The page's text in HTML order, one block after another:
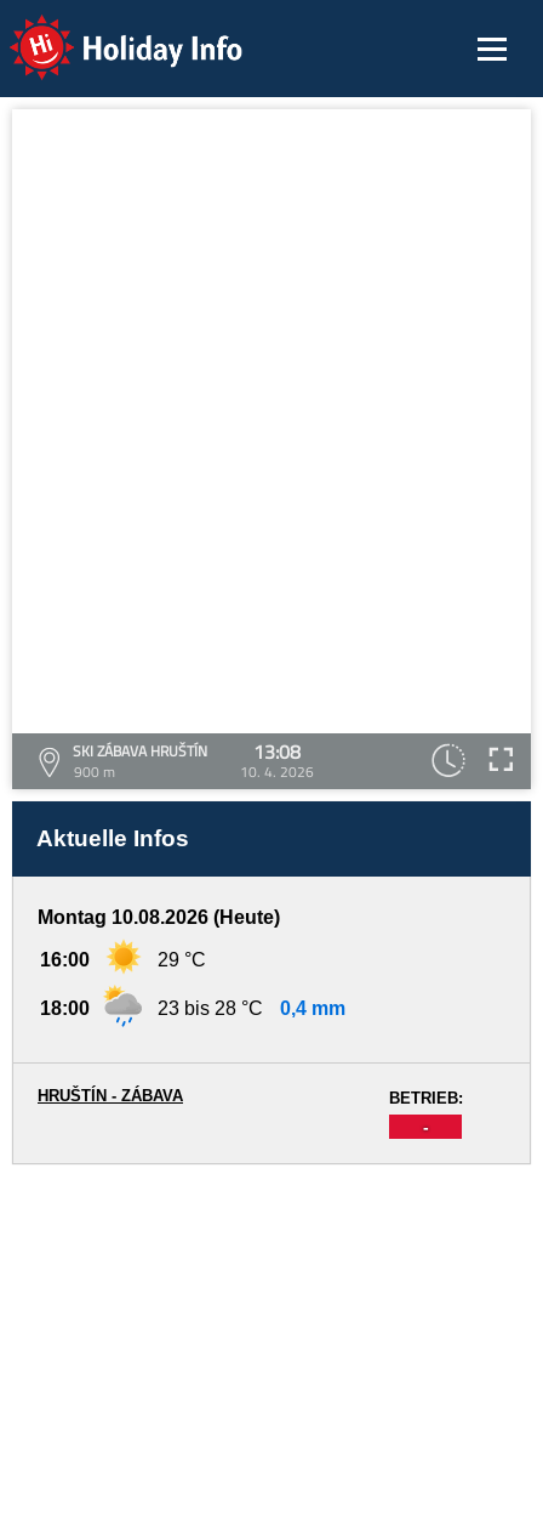
Holiday Info
SKI ZÁBAVA HRUŠTÍN
900 m
13:08
10. 4. 2026
Aktuelle Infos
Montag 10.08.2026 (Heute)
16:00 29 °C
18:00 23 bis 28 °C 0,4 mm
BETRIEB:
-
HRUŠTÍN - ZÁBAVA